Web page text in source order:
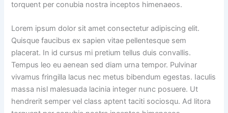
torquent per conubia nostra inceptos himenaeos.
Lorem ipsum dolor sit amet consectetur adipiscing elit.
Quisque faucibus ex sapien vitae pellentesque sem
placerat. In id cursus mi pretium tellus duis convallis.
Tempus leo eu aenean sed diam urna tempor. Pulvinar
vivamus fringilla lacus nec metus bibendum egestas. Iaculis
massa nisl malesuada lacinia integer nunc posuere. Ut
hendrerit semper vel class aptent taciti sociosqu. Ad litora